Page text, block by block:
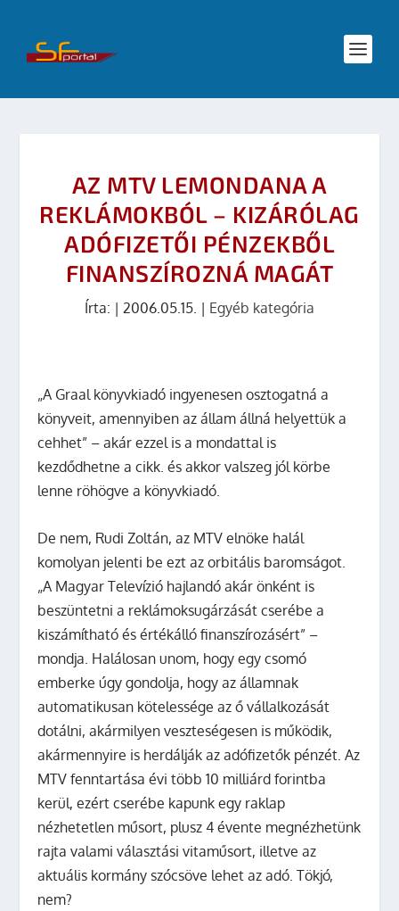
AZ MTV LEMONDANA A
REKLÁMOKBÓL – KIZÁRÓLAG
ADÓFIZETŐI PÉNZEKBŐL
FINANSZÍROZNÁ MAGÁT
Írta: | 2006.05.15. | Egyéb kategória
„A Graal könyvkiadó ingyenesen osztogatná a
könyveit, amennyiben az állam állná helyettük a
cehhet” – akár ezzel is a mondattal is
kezdődhetne a cikk. és akkor valszeg jól körbe
lenne röhögve a könyvkiadó.
De nem, Rudi Zoltán, az MTV elnöke halál
komolyan jelenti be ezt az orbitális baromságot.
„A Magyar Televízió hajlandó akár önként is
beszüntetni a reklámoksugárzását cserébe a
kiszámítható és értékálló finanszírozásért” –
mondja. Halálosan unom, hogy egy csomó
emberke úgy gondolja, hogy az államnak
automatikusan kötelessége az ő vállalkozását
dotálni, akármilyen veszteségesen is működik,
akármennyire is herdálják az adófizetők pénzét. Az
MTV fenntartása évi több 10 milliárd forintba
kerül, ezért cserébe kapunk egy raklap
nézhetetlen műsort, plusz 4 évente megnézhetünk
rajta valami választási vitaműsort, illetve az
aktuális kormány szócsöve lehet az adó. Tökjó,
nem?